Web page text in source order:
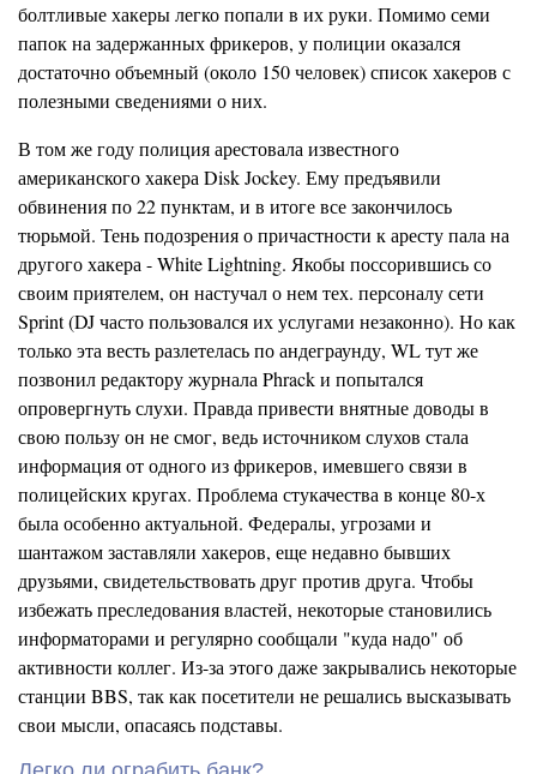
болтливые хакеры легко попали в их руки. Помимо семи
папок на задержанных фрикеров, у полиции оказался
достаточно объемный (около 150 человек) список хакеров с
полезными сведениями о них.
В том же году полиция арестовала известного
американского хакера Disk Jockey. Ему предъявили
обвинения по 22 пунктам, и в итоге все закончилось
тюрьмой. Тень подозрения о причастности к аресту пала на
другого хакера - White Lightning. Якобы поссорившись со
своим приятелем, он настучал о нем тех. персоналу сети
Sprint (DJ часто пользовался их услугами незаконно). Но как
только эта весть разлетелась по андеграунду, WL тут же
позвонил редактору журнала Phrack и попытался
опровергнуть слухи. Правда привести внятные доводы в
свою пользу он не смог, ведь источником слухов стала
информация от одного из фрикеров, имевшего связи в
полицейских кругах. Проблема стукачества в конце 80-х
была особенно актуальной. Федералы, угрозами и
шантажом заставляли хакеров, еще недавно бывших
друзьями, свидетельствовать друг против друга. Чтобы
избежать преследования властей, некоторые становились
информаторами и регулярно сообщали "куда надо" об
активности коллег. Из-за этого даже закрывались некоторые
станции BBS, так как посетители не решались высказывать
свои мысли, опасаясь подставы.